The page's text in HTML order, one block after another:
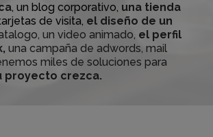
, un blog corporativo, una tienda
de visita, el diseño de un
un video animado, el perfil
una campaña de adwords, mail
miles de soluciones para
proyecto crezca.